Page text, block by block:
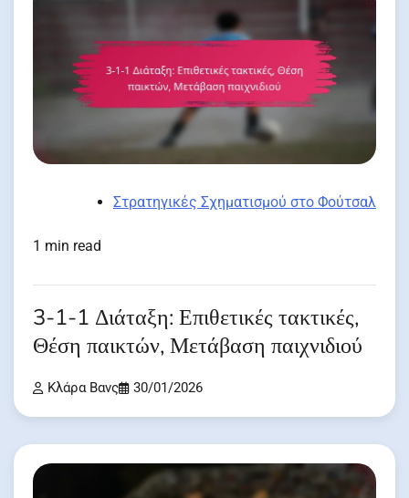
Στρατηγικές Σχηματισμού στο Φούτσαλ
1 min read
3-1-1 Διάταξη: Επιθετικές τακτικές,
Θέση παικτών, Μετάβαση παιχνιδιού
Κλάρα Βανς 30/01/2026